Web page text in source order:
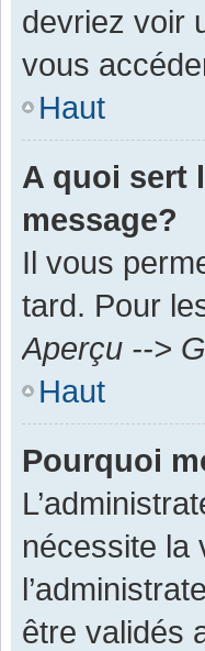
devriez voir
vous
Haut
A quoi sert
message?
Il vous
tard. Pour
Aperçu -->
Haut
Pourquoi
nécessite la
être validés